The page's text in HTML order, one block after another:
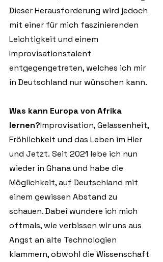
Dieser Herausforderung wird jedoch
mit einer für mich faszinierenden
Leichtigkeit und einem
Improvisationstalent
entgegengetreten, welches ich mir
in Deutschland nur wünschen kann.
Was kann Europa von Afrika
lernen?Improvisation, Gelassenheit,
Fröhlichkeit und das Leben im Hier
und Jetzt. Seit 2021 lebe ich nun
wieder in Ghana und habe die
Möglichkeit, auf Deutschland mit
einem gewissen Abstand zu
schauen. Dabei wundere ich mich
oftmals, wie verbissen wir uns aus
Angst an alte Technologien
klammern, obwohl die Wissenschaft